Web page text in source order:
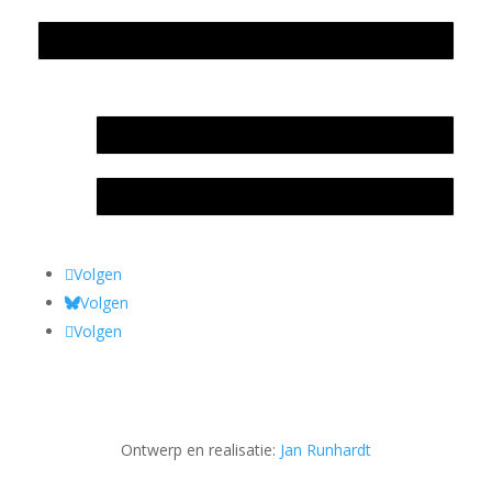
Volgen
Volgen
Volgen
Ontwerp en realisatie: Jan Runhardt